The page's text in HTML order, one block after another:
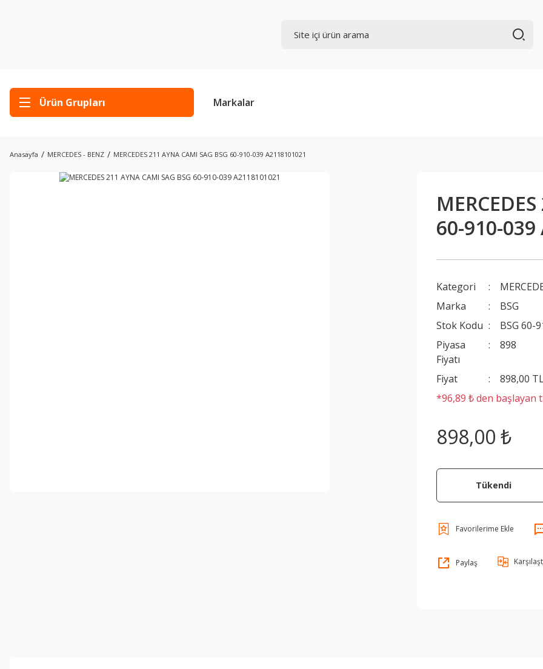
Ürün Grupları Markalar
Anasayfa MERCEDES - BENZ MERCEDES 211 AYNA CAMI SAG BSG 60-910-039 A2118101021
60-910-
Kategori
Marka
BSG
Stok Kodu
BSG 60-
Piyasa
Fiyatı
898
Fiyat
898,00
*96,89 ₺ den başlayan
898,00 ₺
Tükendi
Paylaş